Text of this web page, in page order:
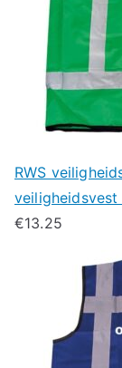
RWS
€13.25